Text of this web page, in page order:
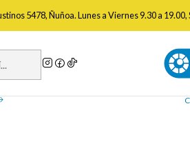
5478, Ñuñoa. Lunes a Viernes 9.30 a
Cases de Audio e Instrumentos
de reembolso
necesitas saber sobre las